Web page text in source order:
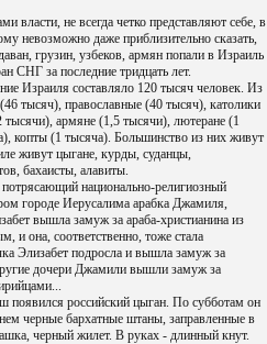
власти, не всегда четко представляют себе, в
невозможно даже приблизительно сказать,
грузин, узбеков, армян попали в Израиль
СНГ за последние тридцать лет.
Израиля составляло 120 тысяч человек. Из
тысяч), православные (40 тысяч), католики
армяне (1,5 тысячи), лютеране (1
копты (1 тысяча). Большинство из них живут
живут цыгане, курды, суданцы,
бахаисты, алавиты.
потрясающий национально-религиозный
городе Иерусалима арабка Джамиля,
вышла замуж за араба-христианина из
и она, соответственно, тоже стала
Элизабет подросла и вышла замуж за
дочери Джамили вышли замуж за
появился российский цыган. По субботам он
черные бархатные штаны, заправленные в
черный жилет. В руках - длинный кнут.